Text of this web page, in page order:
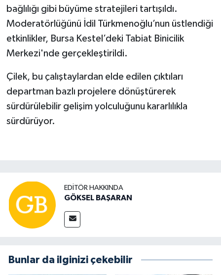
bağlılığı gibi büyüme stratejileri tartışıldı.
Moderatörlüğünü İdil Türkmenoğlu’nun üstlendiği
etkinlikler, Bursa Kestel’deki Tabiat Binicilik
Merkezi'nde gerçekleştirildi.
Çilek, bu çalıştaylardan elde edilen çıktıları
departman bazlı projelere dönüştürerek
sürdürülebilir gelişim yolculuğunu kararlılıkla
sürdürüyor.
EDITÖR HAKKINDA
GÖKSEL BAŞARAN
Bunlar da ilginizi çekebilir